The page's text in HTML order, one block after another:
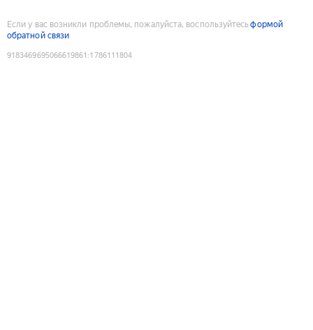
Если у вас возникли проблемы, пожалуйста, воспользуйтесьформой
обратной связи
9183469695066619861 :1786111804